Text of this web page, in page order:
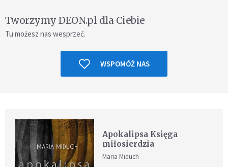
Tworzymy DEON.pl dla Ciebie
Tu możesz nas wesprzeć.
WSPOMÓŻ NAS
Apokalipsa Księga
miłosierdzia
Maria Miduch